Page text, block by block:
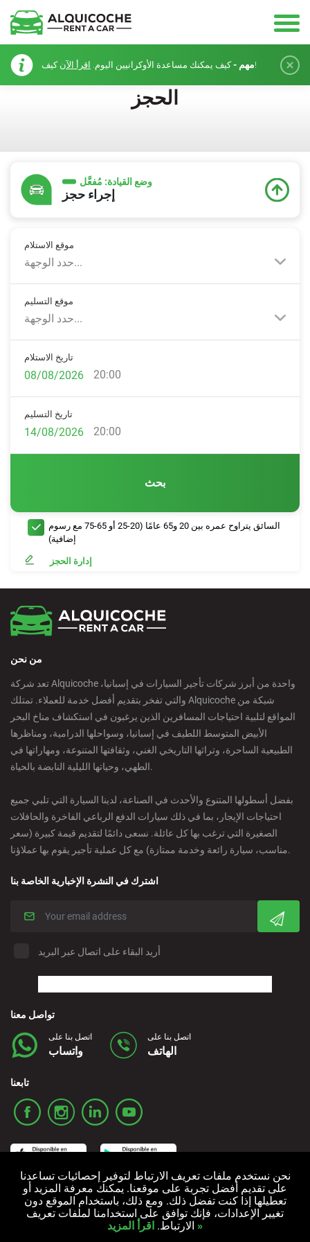
مهم -كيف يمكنك مساعدة الأوكرانيين اليوم. اقرأ الآن كيف!
الحجز
وضع القيادة: مُفعَّل
إجراء حجز
موقع الاستلام
حدد الوجهة...
موقع التسليم
حدد الوجهة...
تاريخ الاستلام
20:00
تاريخ التسليم
20:00
بحث
السائق يتراوح عمره بين 20 و65 عامًا (20-25 أو 65-75 مع رسوم
إضافية)
إدارة الحجز
من نحن
تعد شركة Alquicoche واحدة من أبرز شركات تأجير السيارات في إسبانيا،
والتي تفخر بتقديم أفضل خدمة للعملاء. تمتلك Alquicoche شبكة من
المواقع لتلبية احتياجات المسافرين الذين يرغبون في استكشاف مناخ البحر
الأبيض المتوسط اللطيف في إسبانيا، وسواحلها الدرامية، ومناظرها
الطبيعية الساحرة، وتراثها التاريخي الغني، وثقافتها المتنوعة، ومهاراتها في
الطهي، وحياتها الليلية النابضة بالحياة.
بفضل أسطولها المتنوع والأحدث في الصناعة، لدينا السيارة التي تلبي جميع
احتياجات الإيجار، بما في ذلك سيارات الدفع الرباعي الفاخرة والحافلات
الصغيرة التي ترغب بها كل عائلة. نسعى دائمًا لتقديم قيمة كبيرة (سعر
مناسب، سيارة رائعة وخدمة ممتازة) مع كل عملية تأجير يقوم بها عملاؤنا.
اشترك في النشرة الإخبارية الخاصة بنا
أريد البقاء على اتصال عبر البريد
تواصل معنا
اتصل بنا على
واتساب
اتصل بنا على
الهاتف
تابعنا
الشروط والأحكام سياسة الخصوصية سياسة ملفات تعريف الارتباط
جميع الحقوق محفوظة © 2006-2024 Alquicoche Rent a Car
نحن نستخدم ملفات تعريف الارتباط لتوفير إحصائيات تساعدنا
على تقديم أفضل تجربة على موقعنا. يمكنك معرفة المزيد أو
تعطيلها إذا كنت تفضل ذلك. ومع ذلك، باستخدام الموقع دون
تغيير الإعدادات، فإنك توافق على استخدامنا لملفات تعريف
الارتباط. اقرأ المزيد »